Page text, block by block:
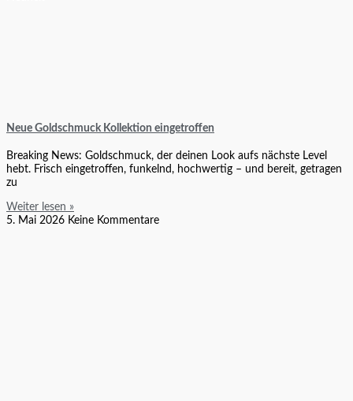
Neue Goldschmuck Kollektion eingetroffen
Breaking News: Goldschmuck, der deinen Look aufs nächste Level
hebt. Frisch eingetroffen, funkelnd, hochwertig – und bereit, getragen
zu
Weiter lesen »
5. Mai 2026 Keine Kommentare